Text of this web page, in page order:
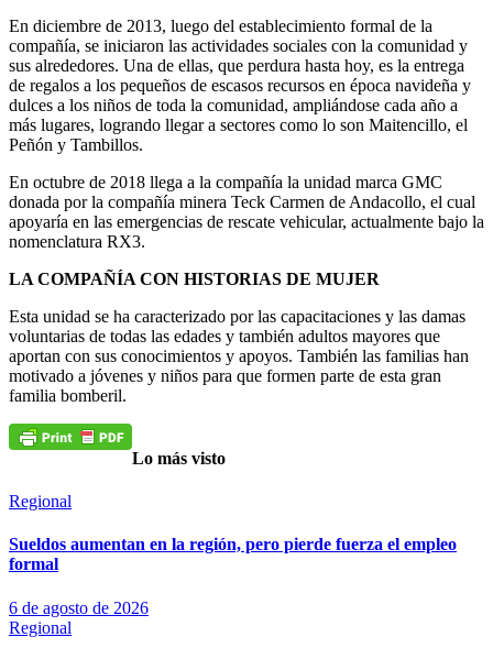
En diciembre de 2013, luego del establecimiento formal de la
compañía, se iniciaron las actividades sociales con la comunidad y
sus alrededores. Una de ellas, que perdura hasta hoy, es la entrega
de regalos a los pequeños de escasos recursos en época navideña y
dulces a los niños de toda la comunidad, ampliándose cada año a
más lugares, logrando llegar a sectores como lo son Maitencillo, el
Peñón y Tambillos.
En octubre de 2018 llega a la compañía la unidad marca GMC
donada por la compañía minera Teck Carmen de Andacollo, el cual
apoyaría en las emergencias de rescate vehicular, actualmente bajo la
nomenclatura RX3.
LA COMPAÑÍA CON HISTORIAS DE MUJER
Esta unidad se ha caracterizado por las capacitaciones y las damas
voluntarias de todas las edades y también adultos mayores que
aportan con sus conocimientos y apoyos. También las familias han
motivado a jóvenes y niños para que formen parte de esta gran
familia bomberil.
Lo más visto
Regional
Sueldos aumentan en la región, pero pierde fuerza el empleo
formal
6 de agosto de 2026
Regional